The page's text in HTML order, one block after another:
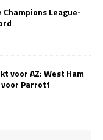
League-
voor AZ: West Ham
Parrott